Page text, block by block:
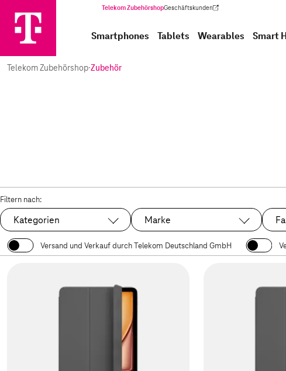
Telekom ZubehörshopGeschäftskunden
(Wird in einem neuen Tab geöffnet)
Smartphones Tablets Wearables Smart
Telekom Zubehörshop·Zubehör
Filtern nach:
Kategorien Marke
Versand und Verkauf durch Telekom Deutschland GmbH